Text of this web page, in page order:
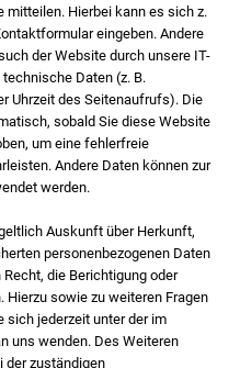
mitteilen. Hierbei kann es sich z.
eingeben. Andere
der Website durch unsere IT-
Daten (z. B.
Uhrzeit des Seitenaufrufs). Die
sobald Sie diese Website
um eine fehlerfreie
Andere Daten können zur
werden.
Auskunft über Herkunft,
personenbezogenen Daten
die Berichtigung oder
Hierzu sowie zu weiteren Fragen
sich jederzeit unter der im
uns wenden. Des Weiteren
der zuständigen